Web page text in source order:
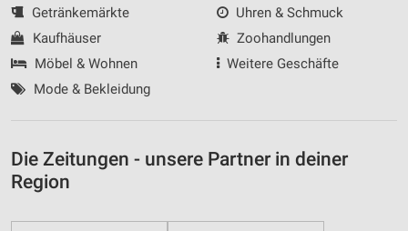
Getränkemärkte
Kaufhäuser
Möbel & Wohnen
Mode & Bekleidung
Uhren & Schmuck
Zoohandlungen
Weitere Geschäfte
Die Zeitungen - unsere Partner in deiner
Region